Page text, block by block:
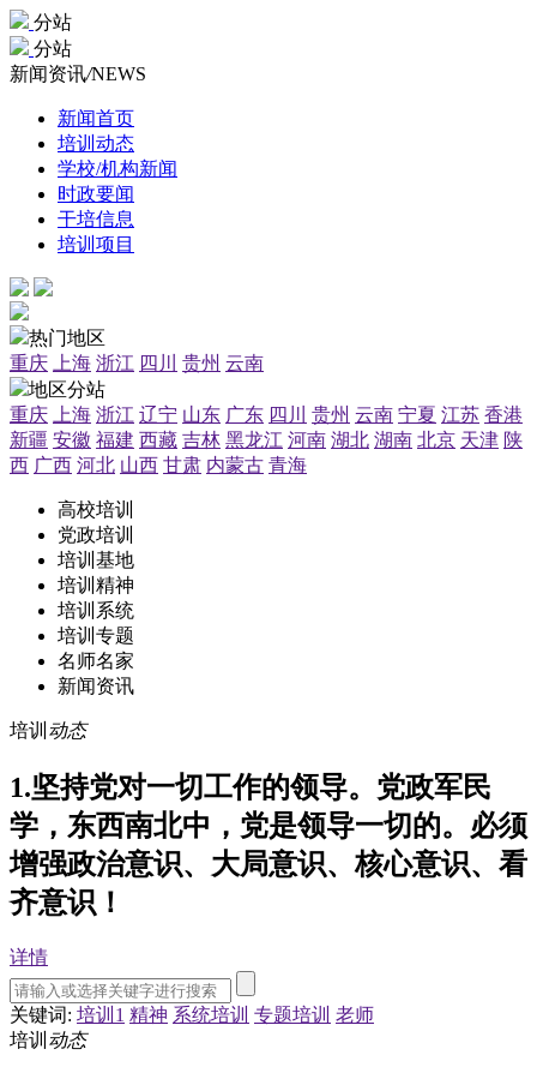
分站
分站
新闻资讯/NEWS
新闻首页
培训动态
学校/机构新闻
时政要闻
干培信息
培训项目
热门地区
重庆
上海 浙江 四川 贵州 云南
地区分站
重庆
上海 浙江 辽宁 山东 广东 四川 贵州 云南 宁夏 江苏 香港
新疆 安徽 福建 西藏 吉林 黑龙江 河南 湖北 湖南 北京 天津 陕
西 广西 河北 山西 甘肃 内蒙古 青海
高校培训
党政培训
培训基地
培训精神
培训系统
培训专题
名师名家
新闻资讯
培训 动态
1.坚持党对一切工作的领导。党政军民
学，东西南北中，党是领导一切的。必须
增强政治意识、大局意识、核心意识、看
齐意识！
详情
关键词: 培训1 精神 系统培训 专题培训 老师
培训 动态